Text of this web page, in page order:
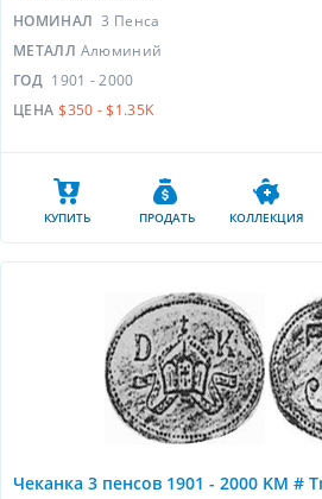
НОМИНАЛ 3 Пенса
МЕТАЛЛ Алюминий
ГОД 1901 - 2000
ЦЕНА $350 - $1.35K
КУПИТЬ ПРОДАТЬ КОЛЛЕКЦИЯ
Чеканка 3 пенсов 1901 - 2000 KM #